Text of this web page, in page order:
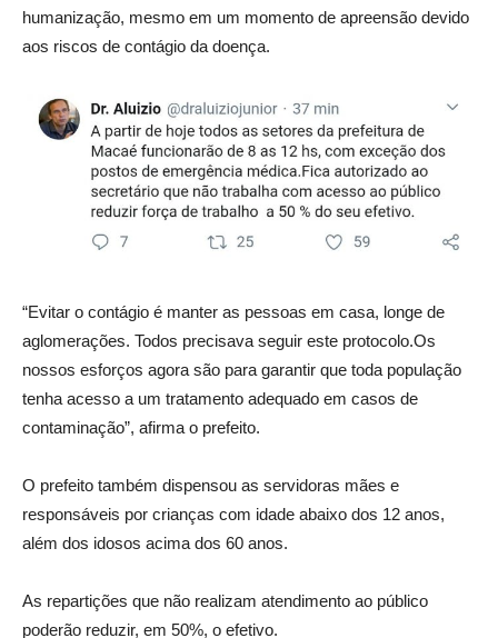
humanização, mesmo em um momento de apreensão devido
aos riscos de contágio da doença.
“Evitar o contágio é manter as pessoas em casa, longe de
aglomerações. Todos precisava seguir este protocolo.Os
nossos esforços agora são para garantir que toda população
tenha acesso a um tratamento adequado em casos de
contaminação”, afirma o prefeito.
O prefeito também dispensou as servidoras mães e
responsáveis por crianças com idade abaixo dos 12 anos,
além dos idosos acima dos 60 anos.
As repartições que não realizam atendimento ao público
poderão reduzir, em 50%, o efetivo.